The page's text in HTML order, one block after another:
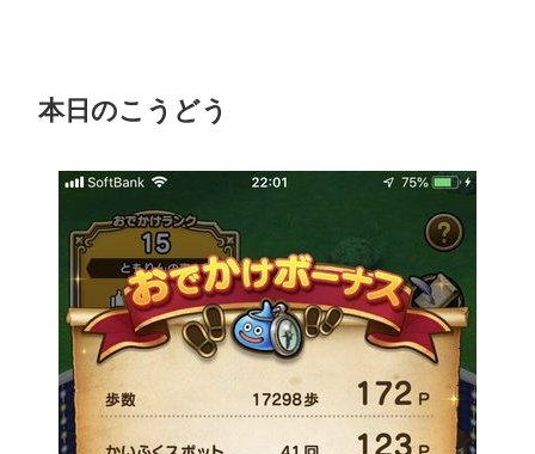
本日のこうどう